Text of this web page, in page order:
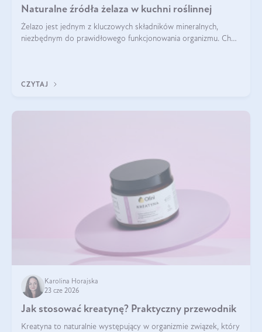
Naturalne źródła żelaza w kuchni roślinnej
Żelazo jest jednym z kluczowych składników mineralnych,
niezbędnym do prawidłowego funkcjonowania organizmu. Choć
CZYTAJ
Karolina Horajska
23 cze 2026
Jak stosować kreatynę? Praktyczny przewodnik
Kreatyna to naturalnie występujący w organizmie związek, który